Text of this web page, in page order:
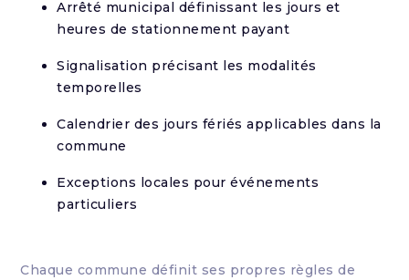
Arrêté municipal définissant les jours et
heures de stationnement payant
Signalisation précisant les modalités
temporelles
Calendrier des jours fériés applicables dans la
commune
Exceptions locales pour événements
particuliers
Chaque commune définit ses propres règles de